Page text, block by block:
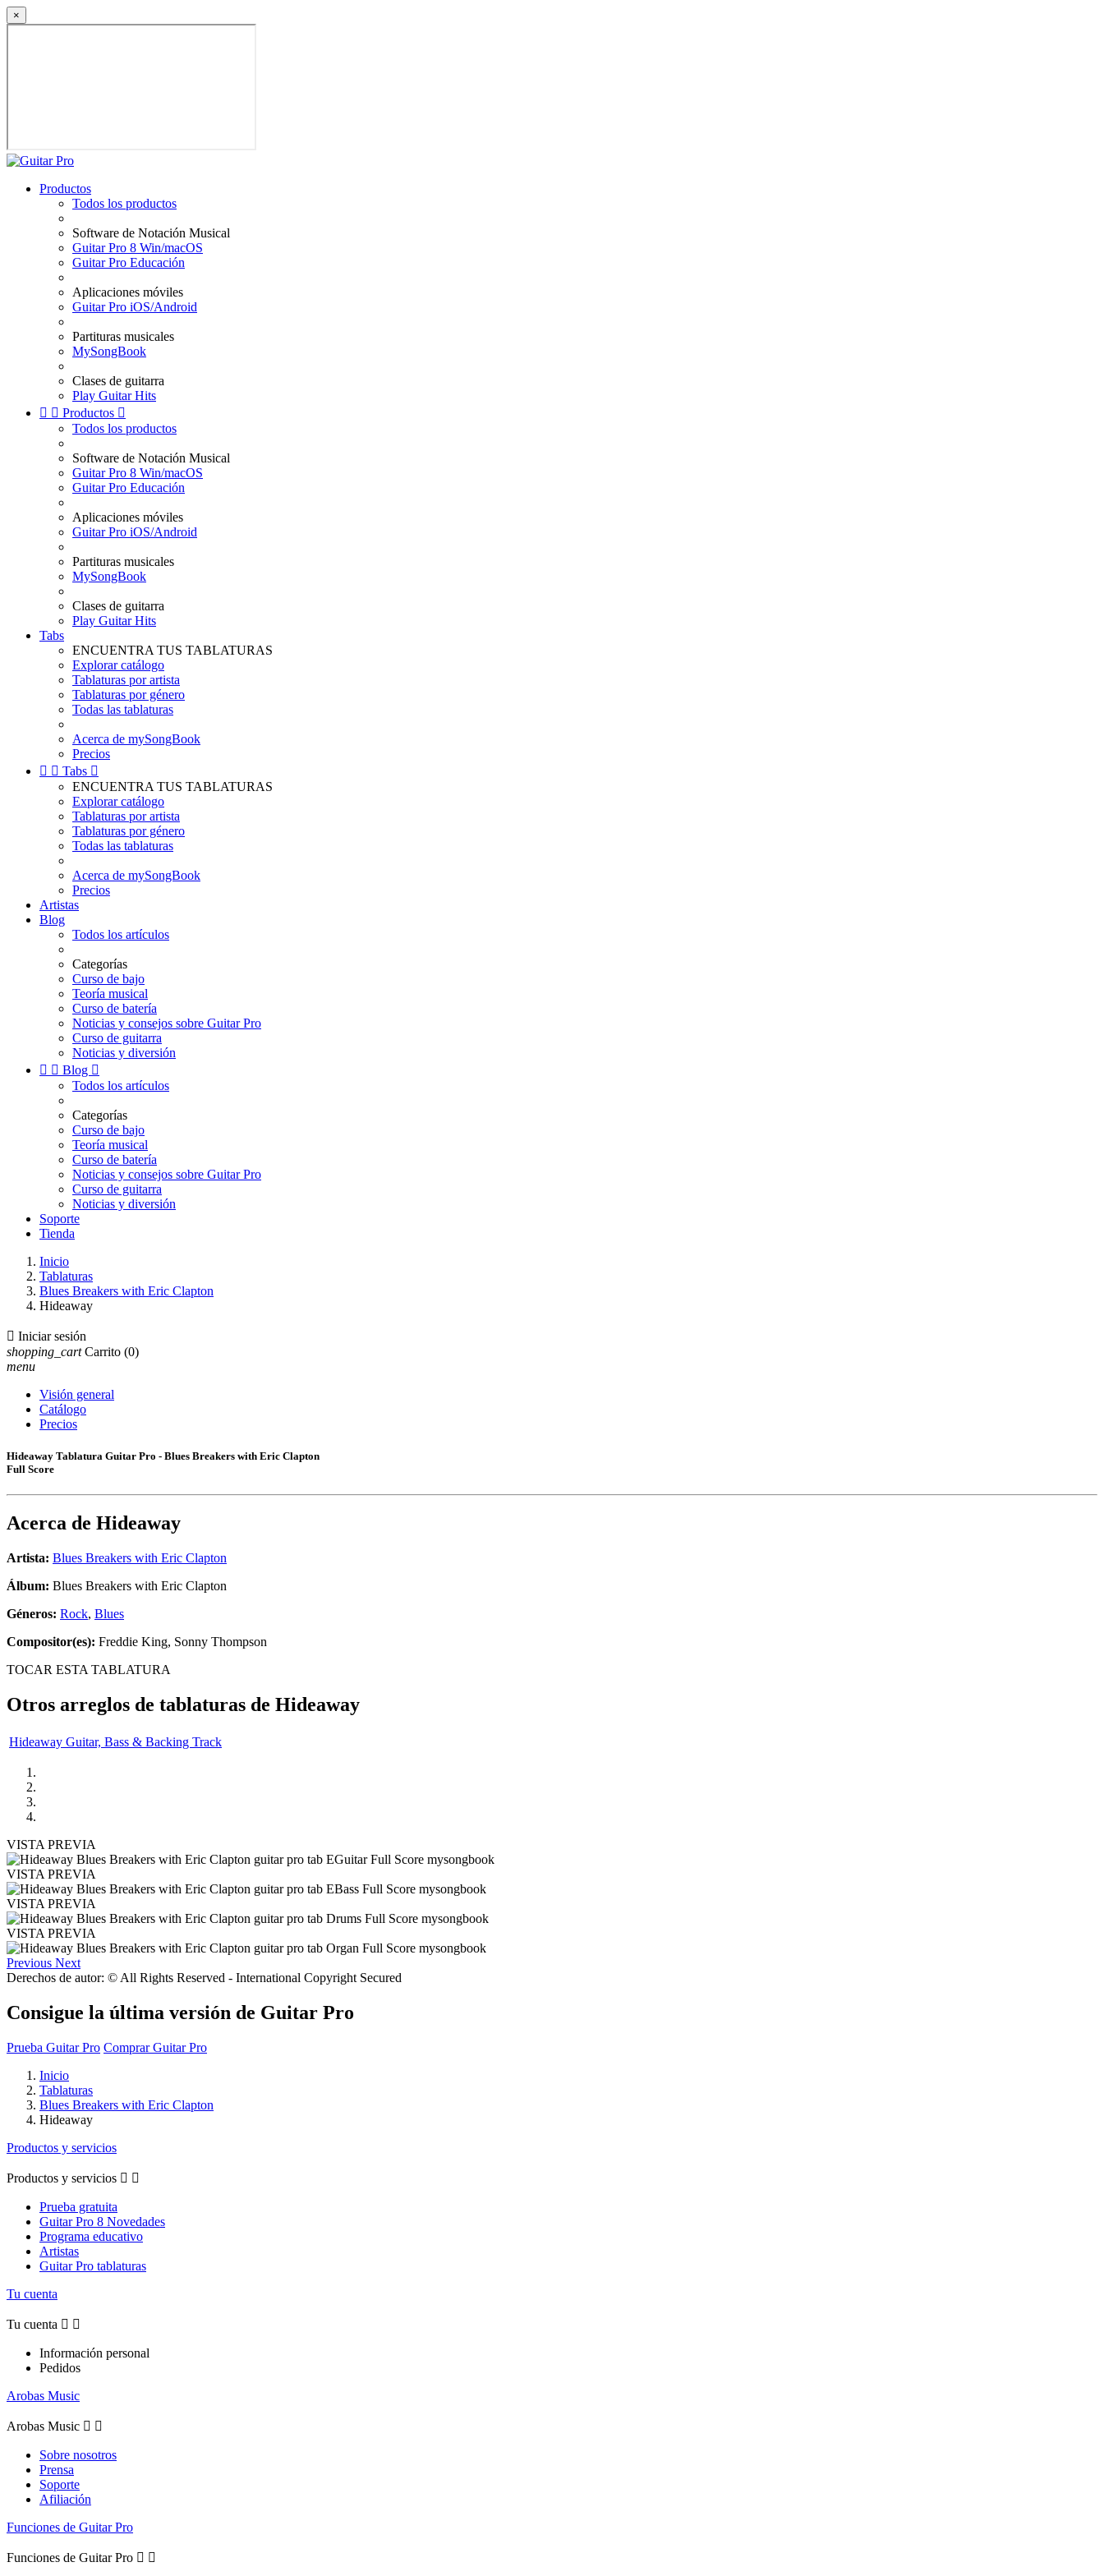
×
Productos
Todos los productos
Software de Notación Musical
Guitar Pro 8 Win/macOS
Guitar Pro Educación
Aplicaciones móviles
Guitar Pro iOS/Android
Partituras musicales
MySongBook
Clases de guitarra
Play Guitar Hits
  Productos 
Todos los productos
Software de Notación Musical
Guitar Pro 8 Win/macOS
Guitar Pro Educación
Aplicaciones móviles
Guitar Pro iOS/Android
Partituras musicales
MySongBook
Clases de guitarra
Play Guitar Hits
Tabs
ENCUENTRA TUS TABLATURAS
Explorar catálogo
Tablaturas por artista
Tablaturas por género
Todas las tablaturas
Acerca de mySongBook
Precios
  Tabs 
ENCUENTRA TUS TABLATURAS
Explorar catálogo
Tablaturas por artista
Tablaturas por género
Todas las tablaturas
Acerca de mySongBook
Precios
Artistas
Blog
Todos los artículos
Categorías
Curso de bajo
Teoría musical
Curso de batería
Noticias y consejos sobre Guitar Pro
Curso de guitarra
Noticias y diversión
  Blog 
Todos los artículos
Categorías
Curso de bajo
Teoría musical
Curso de batería
Noticias y consejos sobre Guitar Pro
Curso de guitarra
Noticias y diversión
Soporte
Tienda
Inicio
Tablaturas
Blues Breakers with Eric Clapton
Hideaway
 Iniciar sesión
shopping_cart Carrito (0)
menu
Visión general
Catálogo
Precios
Hideaway Tablatura Guitar Pro - Blues Breakers with Eric Clapton
Full Score
Acerca de Hideaway
Artista: Blues Breakers with Eric Clapton
Álbum: Blues Breakers with Eric Clapton
Géneros: Rock, Blues
Compositor(es): Freddie King, Sonny Thompson
TOCAR ESTA TABLATURA
Otros arreglos de tablaturas de Hideaway
Hideaway Guitar, Bass & Backing Track
VISTA PREVIA
VISTA PREVIA
VISTA PREVIA
VISTA PREVIA
Previous Next
Derechos de autor: © All Rights Reserved - International Copyright Secured
Consigue la última versión de Guitar Pro
Prueba Guitar Pro Comprar Guitar Pro
Inicio
Tablaturas
Blues Breakers with Eric Clapton
Hideaway
Productos y servicios
Productos y servicios  
Prueba gratuita
Guitar Pro 8 Novedades
Programa educativo
Artistas
Guitar Pro tablaturas
Tu cuenta
Tu cuenta  
Información personal
Pedidos
Arobas Music
Arobas Music  
Sobre nosotros
Prensa
Soporte
Afiliación
Funciones de Guitar Pro
Funciones de Guitar Pro  